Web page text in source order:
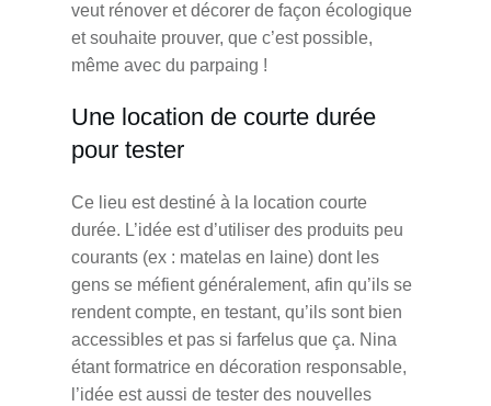
veut rénover et décorer de façon écologique
et souhaite prouver, que c’est possible,
même avec du parpaing !
Une location de courte durée
pour tester
Ce lieu est destiné à la location courte
durée. L’idée est d’utiliser des produits peu
courants (ex : matelas en laine) dont les
gens se méfient généralement, afin qu’ils se
rendent compte, en testant, qu’ils sont bien
accessibles et pas si farfelus que ça. Nina
étant formatrice en décoration responsable,
l’idée est aussi de tester des nouvelles